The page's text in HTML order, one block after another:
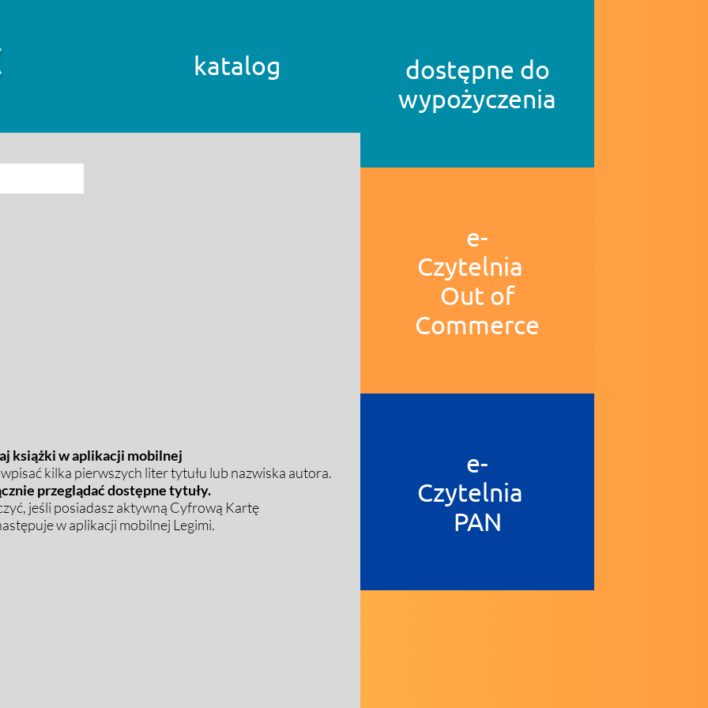
katalog
książki w aplikacji mobilnej
kilka pierwszych liter tytułu lub nazwiska autora.
przeglądać dostępne tytuły.
jeśli posiadasz aktywną Cyfrową Kartę
w aplikacji mobilnej Legimi.
dostępne do
wypożyczenia
e-
Czytelnia
Out of
Commerce
e-
Czytelnia
PAN